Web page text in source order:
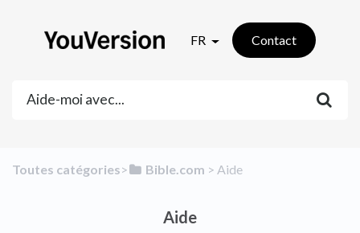
FR Contact
Toutes catégories​>​ ​Bible.com ​ > ​ ​Aide
Aide